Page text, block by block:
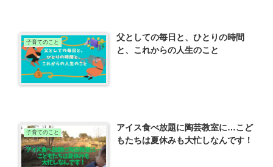
子育てのこと
父としての毎日と、ひとりの時間
と、これからの人生のこと
子育てのこと
アイス食べ放題に陶芸教室に…こど
もたちは夏休みも大忙しなんです！